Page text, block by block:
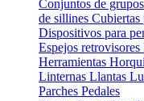
Conjuntos de
de sillines Cubiertas
Dispositivos para
Espejos retrovisores
Herramientas
Linternas Llantas
Parches Pedales